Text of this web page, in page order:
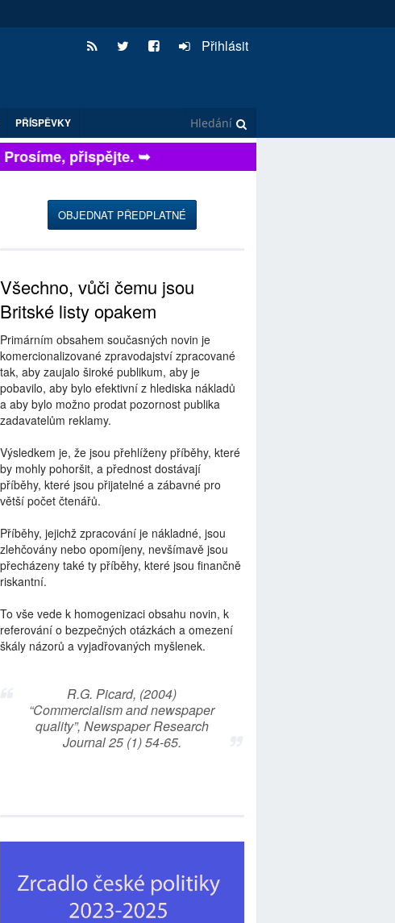
Přihlásit
PŘÍSPĚVKY
přispějte. ➥
OBJEDNAT PŘEDPLATNÉ
Všechno, vůči čemu jsou
Britské listy opakem
Primárním obsahem současných novin je
komercionalizované zpravodajství zpracované
tak, aby zaujalo široké publikum, aby je
pobavilo, aby bylo efektivní z hlediska nákladů
a aby bylo možno prodat pozornost publika
zadavatelům reklamy.
Výsledkem je, že jsou přehlíženy příběhy, které
by mohly pohoršit, a přednost dostávají
příběhy, které jsou přijatelné a zábavné pro
větší počet čtenářů.
Příběhy, jejichž zpracování je nákladné, jsou
zlehčovány nebo opomíjeny, nevšímavě jsou
přecházeny také ty příběhy, které jsou finančně
riskantní.
To vše vede k homogenizaci obsahu novin, k
referování o bezpečných otázkách a omezení
škály názorů a vyjadřovaných myšlenek.
R.G. Picard, (2004)
“Commercialism and newspaper
quality”, Newspaper Research
Journal 25 (1) 54-65.